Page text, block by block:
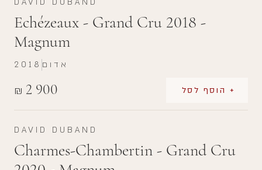
DAVID DUBAND
Echézeaux - Grand Cru 2018 -
Magnum
₪ 2 900 + הוסף לסל
2018 אדום
DAVID DUBAND
Charmes-Chambertin - Grand Cru